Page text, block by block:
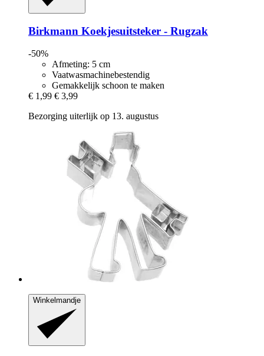
Birkmann Koekjesuitsteker -​ Rugzak
-50%
Afmeting: 5 cm
Vaatwasmachinebestendig
Gemakkelijk schoon te maken
€ 1,99 € 3,99
Bezorging uiterlijk op 13. augustus
Winkelmandje